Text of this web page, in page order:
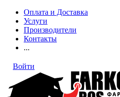
Оплата и Доставка
Услуги
Производители
Контакты
...
Войти